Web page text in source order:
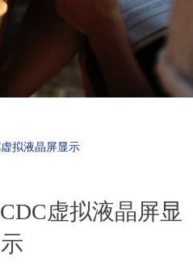
虚拟液晶屏显
示
拟液晶屏显示